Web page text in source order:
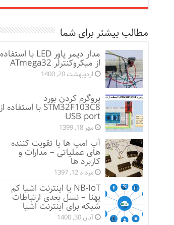
مطالب بیشتر برای شما
مدار دیمر پاور LED با استفاده
از میکروکنترلر ATmega32
اردیبهشت 20, 1400
پروگرم کردن بورد
STM32F103C8 با استفاده از
USB port
مهر 18, 1399
آپ امپ ها یا تقویت کننده
های عملیاتی – مدارات و
کاربرد ها
مرداد 12, 1397
NB-IoT یا اینترنت اشیا کم
پهنا – نسل بعدی ارتباطات
شبکه برای اینترنت اشیا
آبان 30, 1400